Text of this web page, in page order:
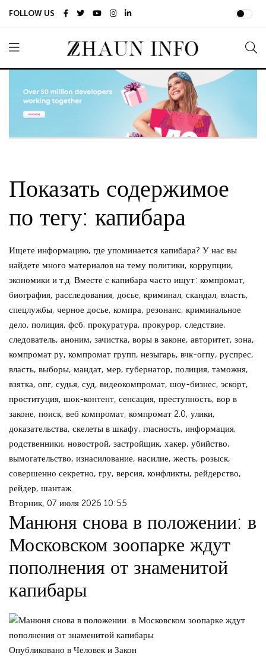
FOLLOW US
Показать содержимое
по тегу: капибара
Ищете информацию, где упоминается капибара? У нас вы
найдете много материалов на тему политики, коррупции,
экономики и т.д. Вместе с капибара часто ищут: компромат,
биография, расследования, досье, криминал, скандал, власть,
спецлужбы, черное досье, компра, резонанс, криминальное
дело, полиция, фсб, прокуратура, прокурор, следствие,
следователь, аноним, зачистка, воры в законе, авторитет, зона,
компромат ру, компромат групп, незыгарь, вчк-огпу, руспрес,
власть, выборы, мандат, мер, губернатор, полиция, таможня,
взятка, опг, судья, суд, видеокомпромат, шоу-бизнес, эскорт,
проституция, шок-контент, сенсация, преступность, вор в
законе, поиск, веб компромат, компромат 2.0, улики,
доказательства, скелеты в шкафу, гласность, информация,
родственники, новострой, застройщик, хакер, убийство,
вымогательство, изнасилование, насилие, жесть, розыск,
совершенно секретно, гру, версия, конфликты, рейдерство,
рейдер, шантаж.
Вторник, 07 июля 2026 10:55
Манюня снова в положении: в
Московском зоопарке ждут
пополнения от знаменитой
капибары
Опубликовано в Человек и Закон